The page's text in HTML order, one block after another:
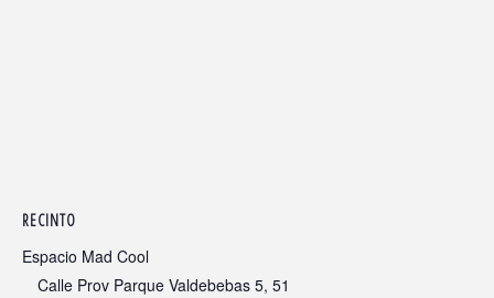
RECINTO
Espacio Mad Cool
Calle Prov Parque Valdebebas 5, 51